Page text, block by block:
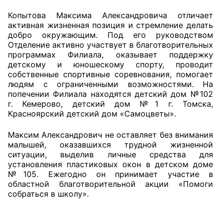
Кодекс этики ОП КО
Положения
Соглашения
Рекомендации
Порядок работы ЦОН
Аппарат ОП КО
УСТАВ ГКУ “АППАРАТ ОП КО”
Доходы руководителя за 2024 г.
Копытова Максима Александровича отличает
активная жизненная позиция и стремление делать
добро окружающим. Под его руководством
Отделение активно участвует в благотворительных
программах Филиала, оказывает поддержку
детскому и юношескому спорту, проводит
собственные спортивные соревнования, помогает
людям с ограниченными возможностями. На
попечении Филиала находятся детский дом №102
г. Кемерово, детский дом №1 г. Томска,
Красноярский детский дом «Самоцветы».
Максим Александрович не оставляет без внимания
малышей, оказавшихся трудной жизненной
ситуации, выделив личные средства для
установления пластиковых окон в детском доме
№105. Ежегодно он принимает участие в
областной благотворительной акции «Помоги
собраться в школу».